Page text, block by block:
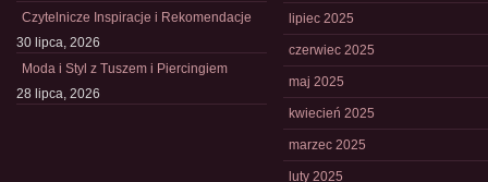
Czytelnicze Inspiracje i Rekomendacje
30 lipca, 2026
Moda i Styl z Tuszem i Piercingiem
28 lipca, 2026
lipiec 2025
czerwiec 2025
maj 2025
kwiecień 2025
marzec 2025
luty 2025